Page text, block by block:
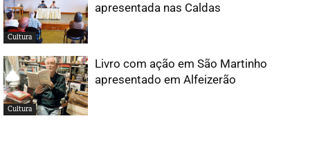
Cultura
apresentada nas Caldas
Cultura
Livro com ação em São Martinho
apresentado em Alfeizerão